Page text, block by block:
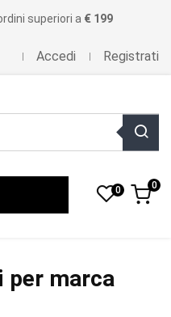
superiori a € 199
Accedi Registrati
0 0
per marca